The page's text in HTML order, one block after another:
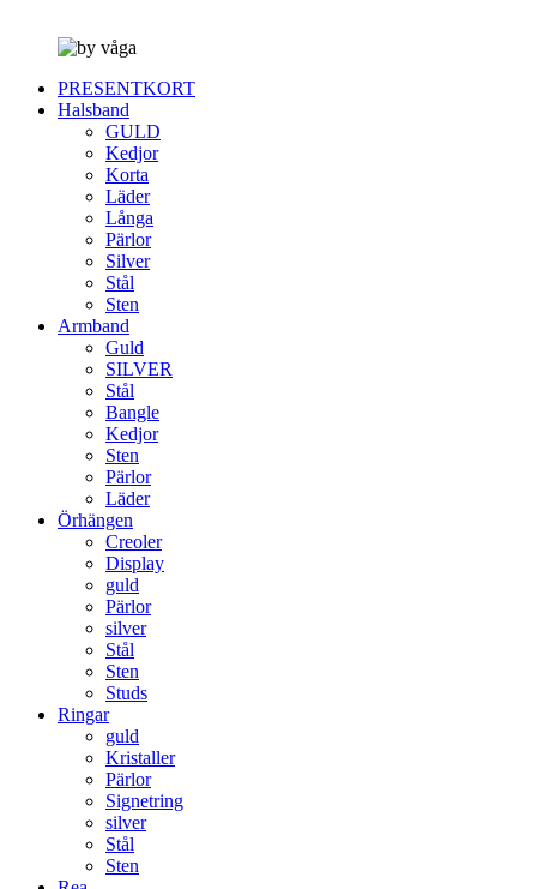
PRESENTKORT
Halsband
GULD
Kedjor
Korta
Läder
Långa
Pärlor
Silver
Stål
Sten
Armband
Guld
SILVER
Stål
Bangle
Kedjor
Sten
Pärlor
Läder
Örhängen
Creoler
Display
guld
Pärlor
silver
Stål
Sten
Studs
Ringar
guld
Kristaller
Pärlor
Signetring
silver
Stål
Sten